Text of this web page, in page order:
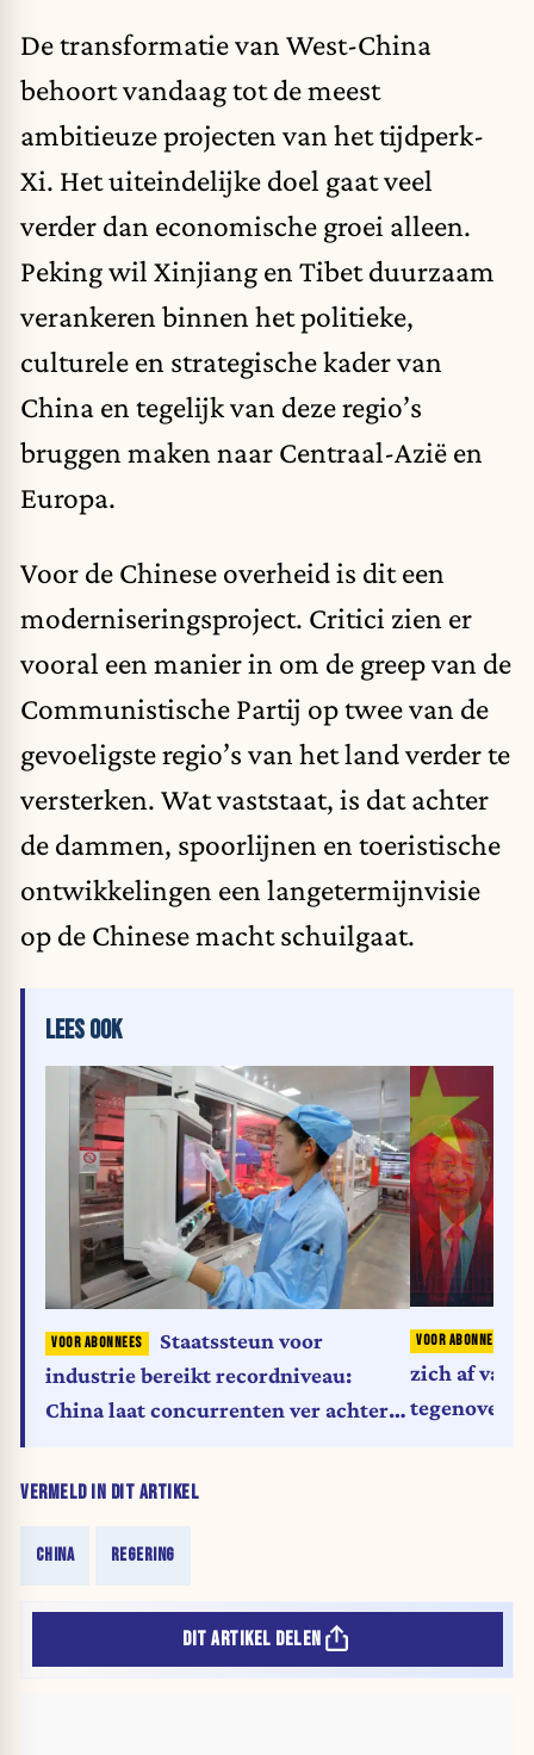
De transformatie van West-China
behoort vandaag tot de meest
ambitieuze projecten van het tijdperk-
Xi. Het uiteindelijke doel gaat veel
verder dan economische groei alleen.
Peking wil Xinjiang en Tibet duurzaam
verankeren binnen het politieke,
culturele en strategische kader van
China en tegelijk van deze regio’s
bruggen maken naar Centraal-Azië en
Europa.
Voor de Chinese overheid is dit een
moderniseringsproject. Critici zien er
vooral een manier in om de greep van de
Communistische Partij op twee van de
gevoeligste regio’s van het land verder te
versterken. Wat vaststaat, is dat achter
de dammen, spoorlijnen en toeristische
ontwikkelingen een langetermijnvisie
op de Chinese macht schuilgaat.
VERMELD IN DIT ARTIKEL
CHINA REGERING
LEES OOK
Staatssteun voor
industrie bereikt recordniveau:
China laat concurrenten ver achter
zich af van
tegenover
DIT ARTIKEL DELEN